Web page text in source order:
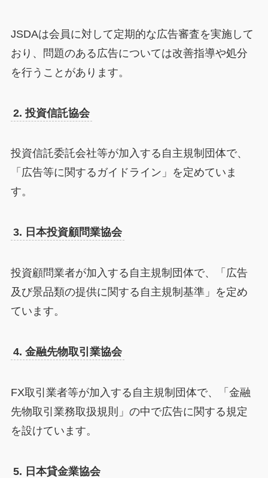
JSDAは会員に対して定期的な広告審査を実施して
おり、問題のある広告については改善指導や処分
を行うことがあります。
2. 投資信託協会
投資信託委託会社等が加入する自主規制団体で、
「広告等に関するガイドライン」を定めていま
す。
3. 日本投資顧問業協会
投資顧問業者が加入する自主規制団体で、「広告
及び景品類の提供に関する自主規制基準」を定め
ています。
4. 金融先物取引業協会
FX取引業者等が加入する自主規制団体で、「金融
先物取引業務取扱規則」の中で広告に関する規定
を設けています。
5. 日本貸金業協会